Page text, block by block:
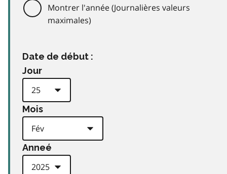
Montrer l'année (Journalières valeurs
maximales)
Date de début :
Jour
Mois
Anneé